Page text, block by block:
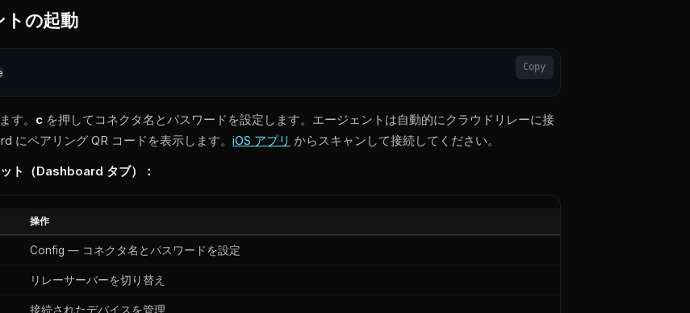
トの起動
Copy
す。 c を押してコネクタ名とパスワードを設定します。エージェントは自動的にクラウドリレーに接
にペアリング QR コードを表示します。 iOS アプリ からスキャンして接続してください。
ト（Dashboard タブ）：
操作
Config — コネクタ名とパスワードを設定
リレーサーバーを切り替え
接続されたデバイスを管理